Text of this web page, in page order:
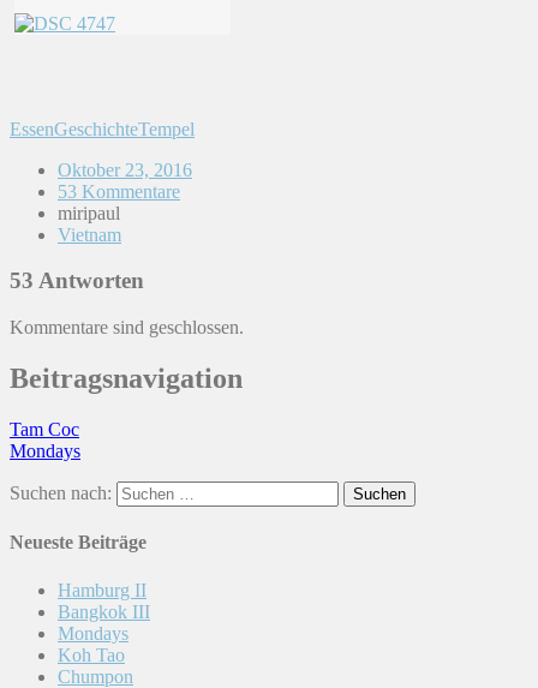
EssenGeschichteTempel
Oktober 23, 2016
53 Kommentare
miripaul
Vietnam
53 Antworten
Kommentare sind geschlossen.
Beitragsnavigation
Tam Coc
Mondays
Suchen nach:
Neueste Beiträge
Hamburg II
Bangkok III
Mondays
Koh Tao
Chumpon